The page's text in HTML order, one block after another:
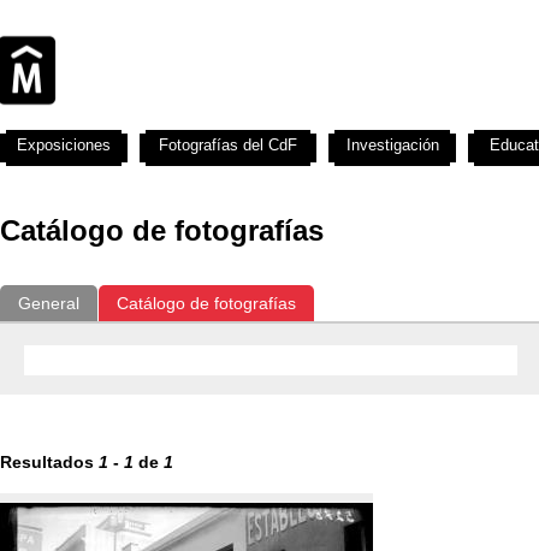
Catálogo de fotografías
General Catálogo de fotografías
Resultados 1 - 1 de 1
Exposiciones Fotografías del CdF Investigación